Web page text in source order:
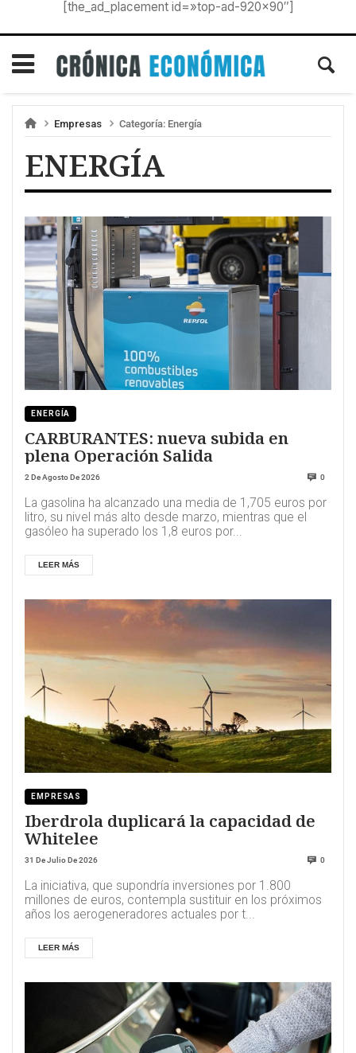
[the_ad_placement id=»top-ad-920×90″]
Empresas Categoría: Energía
ENERGÍA
ENERGÍA
CARBURANTES: nueva subida en
plena Operación Salida
2 De Agosto De 2026 0
La gasolina ha alcanzado una media de 1,705 euros por
litro, su nivel más alto desde marzo, mientras que el
gasóleo ha superado los 1,8 euros por...
LEER MÁS
EMPRESAS
Iberdrola duplicará la capacidad de
Whitelee
31 De Julio De 2026 0
La iniciativa, que supondría inversiones por 1.800
millones de euros, contempla sustituir en los próximos
años los aerogeneradores actuales por t...
LEER MÁS